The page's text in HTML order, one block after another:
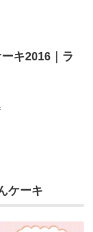
キ2016｜ラ
ケーキ